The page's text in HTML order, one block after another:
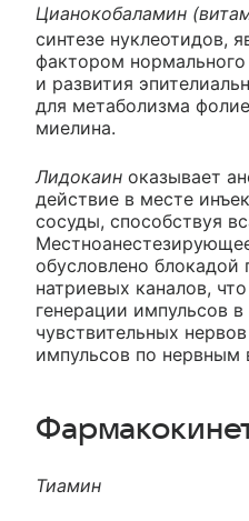
Цианокобаламин
синтезе нуклеотидов,
фактором
и развития
для метаболизма
миелина.
Лидокаин оказывает
действие в месте
сосуды, способствуя
обусловлено блокадой
натриевых каналов,
генерации импульсов
чувствительных
импульсов по нервным
Тиамин